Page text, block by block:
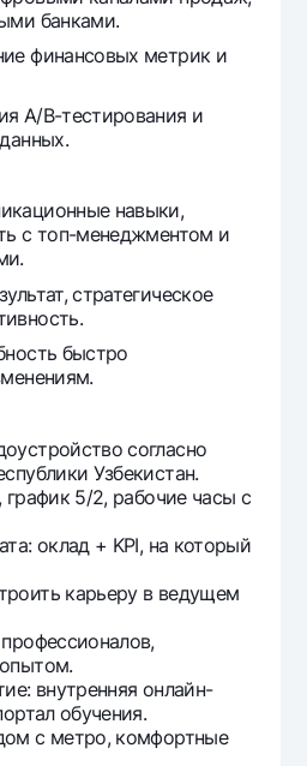
банками.
финансовых метрик и
A/B-тестирования и
навыки,
с топ-менеджментом и
стратегическое
быстро
согласно
Узбекистан.
график 5/2, рабочие часы с
оклад + KPI, на который
карьеру в ведущем
внутренняя онлайн-
обучения.
с метро, комфортные